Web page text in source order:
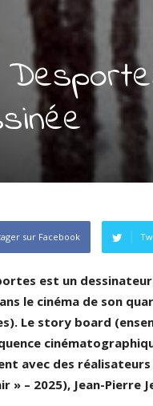
sur Facebook
est un
le cinéma de son
Le story board
avec des réalisateurs
» – 2025), Jean-Pierre